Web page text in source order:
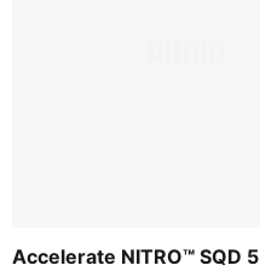
Accelerate NITRO™ SQD 5